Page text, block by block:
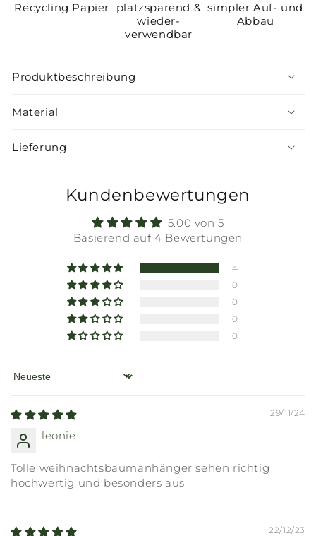
Christbaum Christbaum
Recycling Papier
platzsparend &
wieder-
verwendbar
simpler Auf- und
Abbau
Produktbeschreibung
Material
Lieferung
Kundenbewertungen
5.00 von 5
Basierend auf 4 Bewertungen
4
0
0
0
0
Sort by
29/11/24
leonie
Tolle weihnachtsbaumanhänger sehen richtig
hochwertig und besonders aus
22/12/23